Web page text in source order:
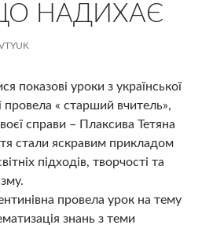
НАДИХАЄ
показові уроки з української
провела « старший вчитель»,
справи – Плаксива Тетяна
стали яскравим прикладом
підходів, творчості та
провела урок на тему
знань з теми